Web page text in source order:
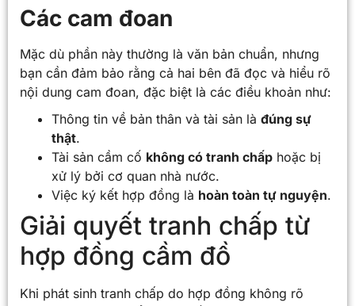
Các cam đoan
Mặc dù phần này thường là văn bản chuẩn, nhưng
bạn cần đảm bảo rằng cả hai bên đã đọc và hiểu rõ
nội dung cam đoan, đặc biệt là các điều khoản như:
Thông tin về bản thân và tài sản là đúng sự
thật.
Tài sản cầm cố không có tranh chấp hoặc bị
xử lý bởi cơ quan nhà nước.
Việc ký kết hợp đồng là hoàn toàn tự nguyện.
Giải quyết tranh chấp từ
hợp đồng cầm đồ
Khi phát sinh tranh chấp do hợp đồng không rõ